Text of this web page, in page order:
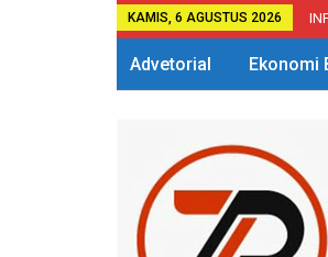
KAMIS, 6 AGUSTUS 2026
Advetorial Ekonomi